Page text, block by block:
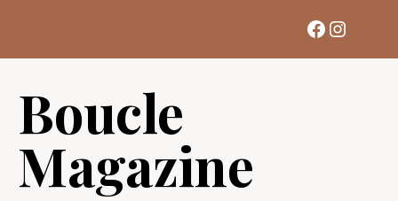
contenu
Facebook
Boucle
Magazine